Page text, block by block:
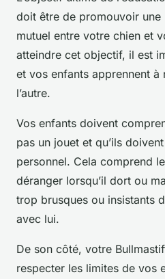
doit être de promouvoir une
mutuel entre votre chien et
atteindre cet objectif, il est
et vos enfants apprennent
l’autre.
Vos enfants doivent
pas un jouet et qu’ils
personnel. Cela comprend
déranger lorsqu’il dort ou
trop brusques ou insistants
avec lui.
De son côté, votre
respecter les limites de vos